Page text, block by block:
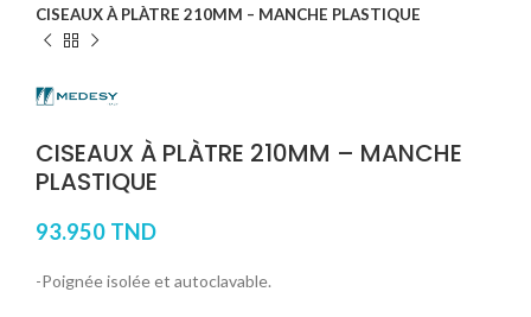
CISEAUX À PLÀTRE 210MM – MANCHE PLASTIQUE
CISEAUX À PLÀTRE 210MM – MANCHE
PLASTIQUE
93.950 TND
-Poignée isolée et autoclavable.